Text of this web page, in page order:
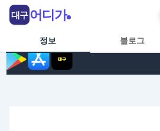
콘텐츠로 건너뛰기
정보 블로그
대구 어디가